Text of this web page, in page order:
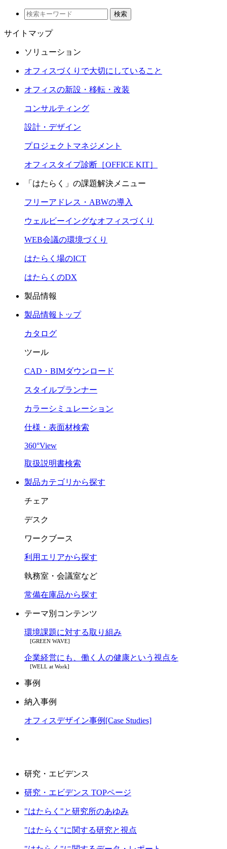
検索
サイトマップ
ソリューション
オフィスづくりで大切にしていること
オフィスの新設・移転・改装
コンサルティング
設計・デザイン
プロジェクトマネジメント
オフィスタイプ診断［OFFICE KIT］
「はたらく」の課題解決メニュー
フリーアドレス・ABWの導入
ウェルビーイングなオフィスづくり
WEB会議の環境づくり
はたらく場のICT
はたらくのDX
製品情報
製品情報トップ
カタログ
ツール
CAD・BIMダウンロード
スタイルプランナー
カラーシミュレーション
仕様・表面材検索
360°View
取扱説明書検索
製品カテゴリから探す
チェア
デスク
ワークブース
利用エリアから探す
執務室・会議室など
常備在庫品から探す
テーマ別コンテンツ
環境課題に対する取り組み
[GREEN WAVE]
企業経営にも、働く人の健康という視点を
[WELL at Work]
事例
納入事例
オフィスデザイン事例[Case Studies]
研究・エビデンス
研究・エビデンス TOPページ
"はたらく"と研究所のあゆみ
"はたらく"に関する研究と視点